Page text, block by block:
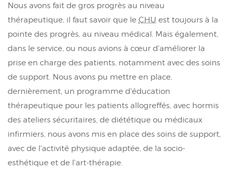
Nous avons fait de gros progrès au niveau
thérapeutique, il faut savoir que le CHU est toujours à la
pointe des progrès, au niveau médical. Mais également,
dans le service, ou nous avions à cœur d'améliorer la
prise en charge des patients, notamment avec des soins
de support. Nous avons pu mettre en place,
dernièrement, un programme d'éducation
thérapeutique pour les patients allogreffés, avec hormis
des ateliers sécuritaires, de diététique ou médicaux
infirmiers, nous avons mis en place des soins de support,
avec de l'activité physique adaptée, de la socio-
esthétique et de l'art-thérapie.